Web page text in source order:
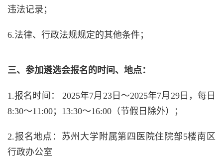
违法记录；
6.法律、行政法规规定的其他条件；
三、参加遴选会报名的时间、地点：
1.报名时间： 2025年7月 23日～2025年7月 29日，每日
8:30～11:00； 13:30～16:00 （节假日除外）；
2.报名地点：苏州大学附属第四医院住院部5楼南区
行政办公室